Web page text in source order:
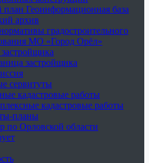
Геоинформационная база
архив
градостроительного
МО «Город Орёл»
застройщика
сервитуты
кадастровые работы
кадастровые работы
планы
по Орловской области